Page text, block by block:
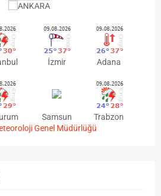
İzmir Adana
Samsun
Trabzon
Genel Müdürlüğü